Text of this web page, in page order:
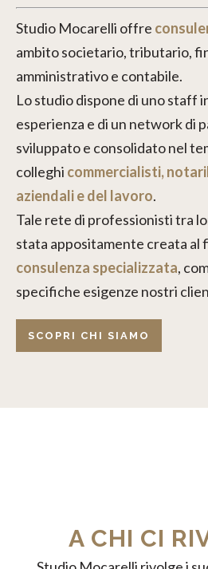
.GESTIONE CRISI
Studio Mocarelli offre
ambito societario, tributario,
amministrativo e contabile.
Lo studio dispone di uno staff
esperienza e di un network di
sviluppato e consolidato nel
colleghi commercialisti,
aziendali e del lavoro.
Tale rete di professionisti tra
stata appositamente creata al
consulenza specializzata,
specifiche esigenze nostri
SCOPRI CHI SIAMO
A CHI CI